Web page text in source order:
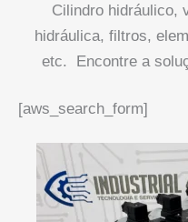
Cilindro hidráulico,
hidráulica, filtros,
etc. Encontre a
[aws_search_form]